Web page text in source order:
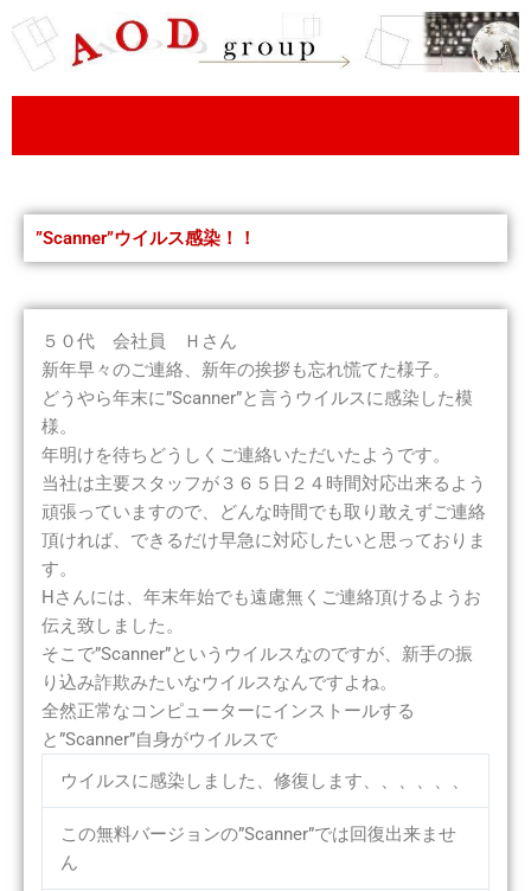
容
ス
ッ
”Scanner”ウイルス感染！！
５０代 会社員 Ｈさん
新年早々のご連絡、新年の挨拶も忘れ慌てた様子。
どうやら年末に”Scanner”と言うウイルスに感染した模
様。
年明けを待ちどうしくご連絡いただいたようです。
当社は主要スタッフが３６５日２４時間対応出来るよう
頑張っていますので、どんな時間でも取り敢えずご連絡
頂ければ、できるだけ早急に対応したいと思っておりま
す。
Hさんには、年末年始でも遠慮無くご連絡頂けるようお
伝え致しました。
そこで”Scanner”というウイルスなのですが、新手の振
り込み詐欺みたいなウイルスなんですよね。
全然正常なコンピューターにインストールする
と”Scanner”自身がウイルスで
ウイルスに感染しました、修復します、、、、、、
この無料バージョンの”Scanner”では回復出来ませ
ん